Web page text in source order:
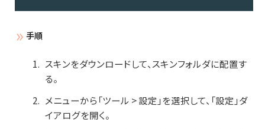
手順
スキンをダウンロードして、スキンフォルダに配置す
る。
メニューから「ツール > 設定」を選択して、「設定」ダ
イアログを開く。